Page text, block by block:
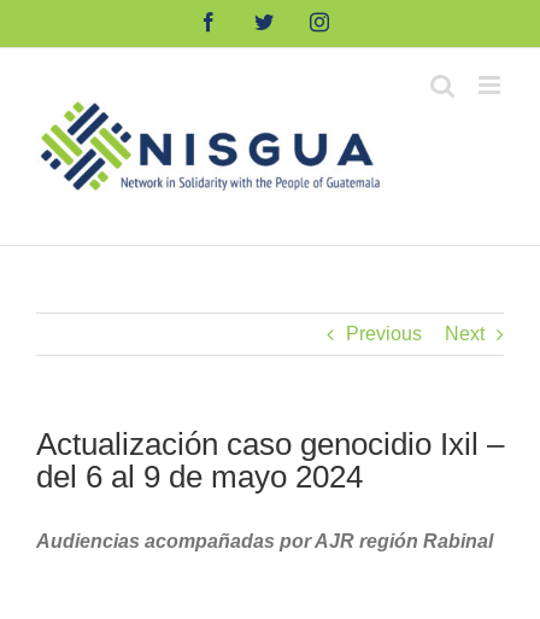
FacebookTwitterInstagram
Previous Next
Actualización caso genocidio Ixil –
del 6 al 9 de mayo 2024
Audiencias acompañadas por AJR región Rabinal